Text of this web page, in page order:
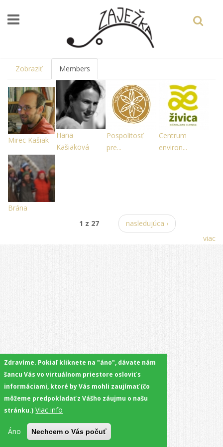
Zobraziť Members
karta)
Mirec Kašiak
Hana
Kašiaková
Pospolitosť
pre...
Centrum
environ...
Brána
1 z 27
nasledujúca ›
viac
Zdravíme. Pokiaľ kliknete na "áno", dávate nám
šancu Vás vo virtuálnom priestore osloviť s
informáciami, ktoré by Vás mohli zaujímať (čo
môžeme predpokladať z Vášho záujmu o našu
stránku.) Viac info
Áno Nechcem o Vás počuť